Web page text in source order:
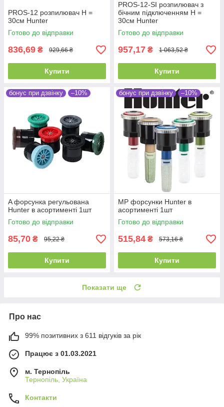
PROS-12 розпилювач Н =
30см Hunter
Готово до відправки
836,69 ₴ 929,66 ₴
Купити
PROS-12-SI розпилювач з
бічним підключенням Н =
30см Hunter
Готово до відправки
957,17 ₴ 1 063,52 ₴
Купити
бонус при дзвінку –10%
A форсунка регульована
Hunter в асортименті 1шт
Готово до відправки
85,70 ₴ 95,22 ₴
Купити
бонус при дзвінку –10%
MP форсунки Hunter в
асортименті 1шт
Готово до відправки
515,84 ₴ 573,16 ₴
Купити
Показати ще
Про нас
99% позитивних з 611 відгуків за рік
Працює з 01.03.2021
м. Тернопіль
Тернопіль, Україна
Контакти